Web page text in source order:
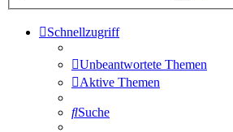
Schnellzugriff
Unbeantwortete Themen
Aktive Themen
Suche